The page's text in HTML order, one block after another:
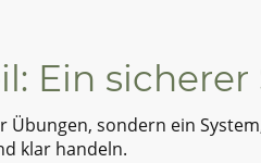
Ein
Übungen, sondern ein
klar handeln.